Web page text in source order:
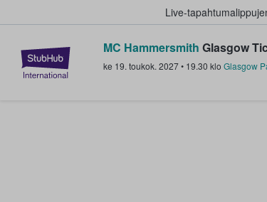
Live-
StubHub - missä fanit
MC Hammersmith Glasgow
ke 19. toukok. 2027• 19.30 klo Glasgow